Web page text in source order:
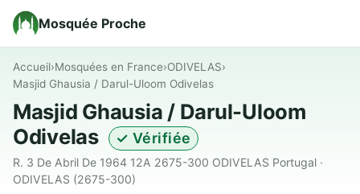
Mosquée Proche
Accueil›Mosquées en France›ODIVELAS›
Masjid Ghausia / Darul-Uloom Odivelas
Masjid Ghausia / Darul-Uloom
Odivelas
✓ Vérifiée
R. 3 De Abril De 1964 12A 2675-300 ODIVELAS Portugal ·
ODIVELAS (2675-300)